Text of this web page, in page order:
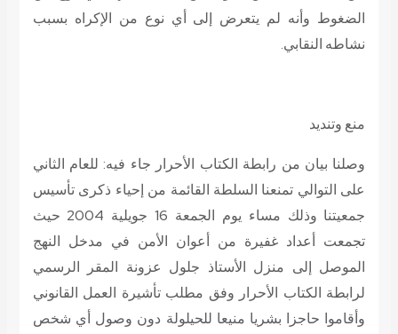
الضغوط وأنه لم يتعرض إلى أي نوع من الإكراه بسبب
نشاطه النقابي.
منع وتنديد
وصلنا بيان من رابطة الكتاب الأحرار جاء فيه: للعام الثاني
على التوالي تمنعنا السلطة القائمة من إحياء ذكرى تأسيس
جمعيتنا وذلك مساء يوم الجمعة 16 جويلية 2004 حيث
تجمعت أعداد غفيرة من أعوان الأمن في مدخل النهج
الموصل إلى منزل الأستاذ جلول عزونة المقر الرسمي
لرابطة الكتاب الأحرار وفق مطلب تأشيرة العمل القانوني
وأقاموا حاجزا بشريا منيعا للحيلولة دون وصول أي شخص